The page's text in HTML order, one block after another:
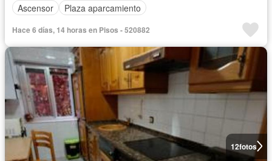
Ascensor
Plaza aparcamiento
Hace 6 días, 14 horas en Pisos - 520882
12fotos